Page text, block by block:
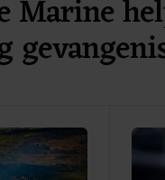
Marine